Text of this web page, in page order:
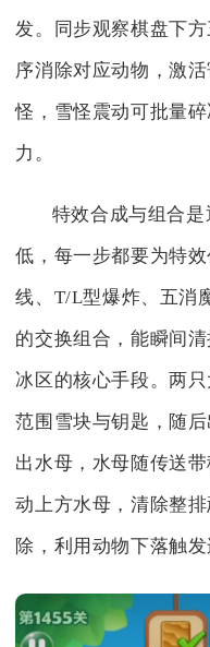
发。同步观察棋盘下
序消除对应动物，激
怪，雪怪震动可批量
力。
特效合成与组合
低，每一步都要为特
线、T/L型爆炸、五消
的交换组合，能瞬间
冰区的核心手段。两
范围雪块与钥匙，随
出水母，水母随传送
动上方水母，清除整
除，利用动物下落触